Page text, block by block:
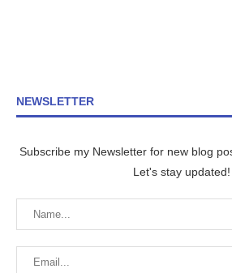
NEWSLETTER
Subscribe my Newsletter for new blog
Let's stay updated!